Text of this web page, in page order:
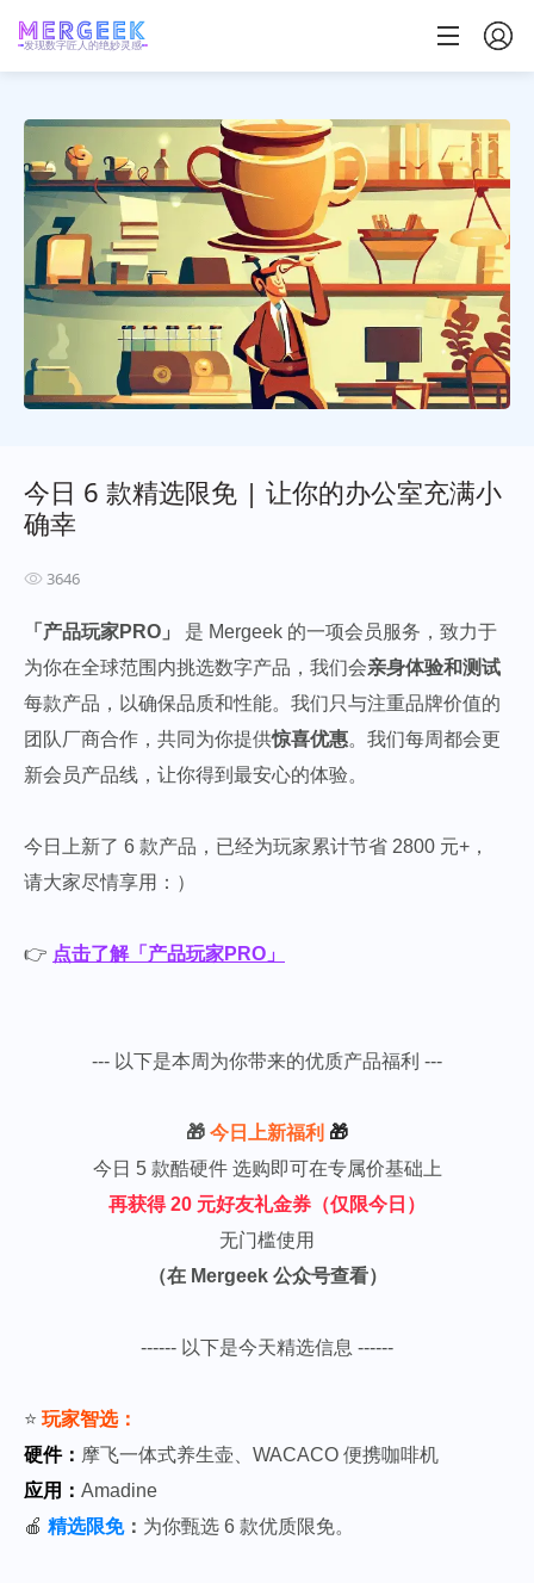
发现数字匠人的绝妙灵感
今日 6 款精选限免 | 让你的办公室充满小
确幸
3646
「产品玩家PRO」 是 Mergeek 的一项会员服务，致力于
为你在全球范围内挑选数字产品，我们会亲身体验和测试
每款产品，以确保品质和性能。我们只与注重品牌价值的
团队厂商合作，共同为你提供惊喜优惠。我们每周都会更
新会员产品线，让你得到最安心的体验。
今日上新了 6 款产品，已经为玩家累计节省 2800 元+，
请大家尽情享用：）
👉 点击了解「产品玩家PRO」
--- 以下是本周为你带来的优质产品福利 ---
🎁 今日上新福利 🎁
今日 5 款酷硬件 选购即可在专属价基础上
再获得 20 元好友礼金券（仅限今日）
无门槛使用
（在 Mergeek 公众号查看）
------ 以下是今天精选信息 ------
⭐️ 玩家智选：
硬件： 摩飞一体式养生壶、WACACO 便携咖啡机
应用： Amadine
🍎 精选限免： 为你甄选 6 款优质限免。